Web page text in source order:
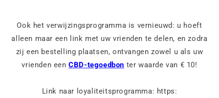
Ook het verwijzingsprogramma is vernieuwd: u hoeft
alleen maar een link met uw vrienden te delen, en zodra
zij een bestelling plaatsen, ontvangen zowel u als uw
vrienden eenCBD-tegoedbon ter waarde van € 10!
Link naar loyaliteitsprogramma: https: